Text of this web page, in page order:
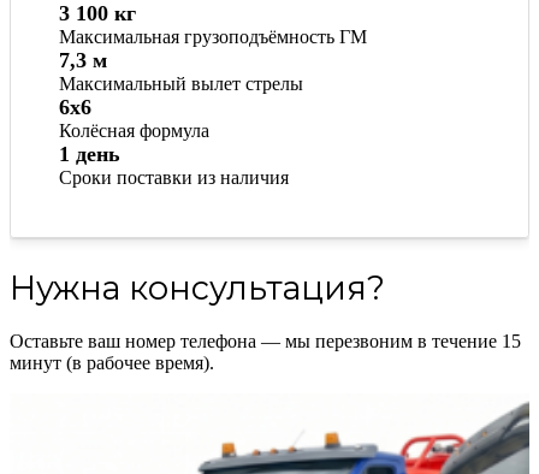
Максимальная грузоподъёмность ГМ
3 100 кг
Максимальный вылет стрелы
7,3 м
Колёсная формула
6x6
Сроки поставки из наличия
1 день
Нужна консультация?
Оставьте ваш номер телефона — мы перезвоним в течение 15
минут (в рабочее время).